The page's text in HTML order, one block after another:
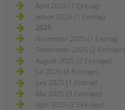
April 2026 (1 Eintrag)
Januar 2026 (1 Eintrag)
2025
November 2025 (1 Eintrag)
September 2025 (2 Einträge)
August 2025 (2 Einträge)
Juli 2025 (4 Einträge)
Juni 2025 (1 Eintrag)
Mai 2025 (3 Einträge)
April 2025 (2 Einträge)